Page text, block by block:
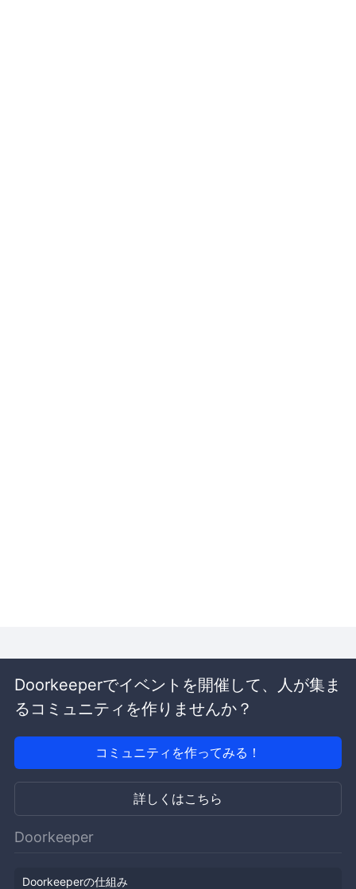
Doorkeeperでイベントを開催して、人が集ま
るコミュニティを作りませんか？
コミュニティを作ってみる！
詳しくはこちら
Doorkeeper
Doorkeeperの仕組み